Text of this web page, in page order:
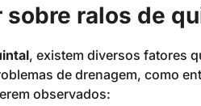
sobre ralos de
, existem diversos fatores
de drenagem, como
observados: